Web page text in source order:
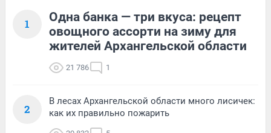
1
Одна банка — три вкуса: рецепт
овощного ассорти на зиму для
жителей Архангельской области
21 786 1
2
В лесах Архангельской области много лисичек:
как их правильно пожарить